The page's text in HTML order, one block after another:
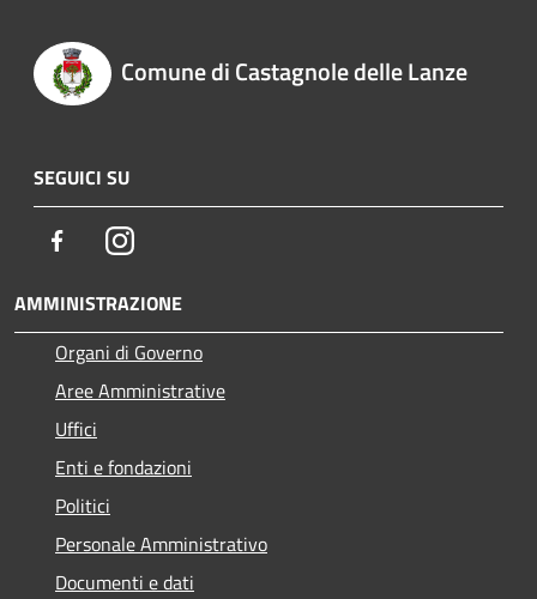
Comune di Castagnole delle Lanze
SEGUICI SU
FacebookInstagram
AMMINISTRAZIONE
Organi di Governo
Aree Amministrative
Uffici
Enti e fondazioni
Politici
Personale Amministrativo
Documenti e dati